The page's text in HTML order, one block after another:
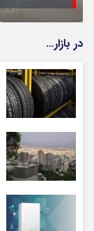
در بازار…